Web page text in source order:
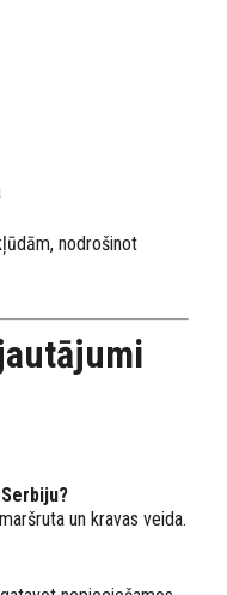
nodrošinot
un kravas veida.